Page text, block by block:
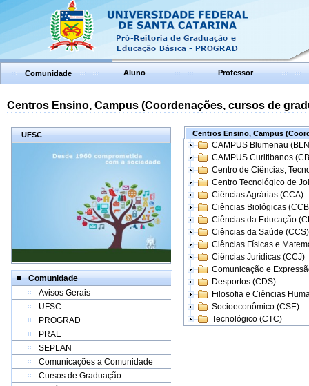
Comunidade Aluno Professor
Centros Ensino, Campus (Coordenações, cursos de
UFSC
Comunidade
Avisos Gerais
UFSC
PROGRAD
PRAE
SEPLAN
Comunicações a Comunidade
Cursos de Graduação
Centros Ensino, Campus
CAMPUS Blumenau
CAMPUS Curitibanos
Centro de Ciências,
Centro Tecnológico de
Ciências Agrárias (CCA)
Ciências Biológicas
Ciências da Educação
Ciências da Saúde (CCS)
Ciências Físicas e
Ciências Jurídicas (CCJ)
Comunicação e
Desportos (CDS)
Filosofia e Ciências
Socioeconômico (CSE)
Tecnológico (CTC)